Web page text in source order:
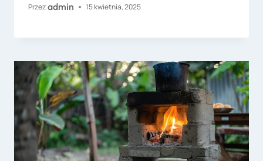
Przezadmin 15 kwietnia, 2025